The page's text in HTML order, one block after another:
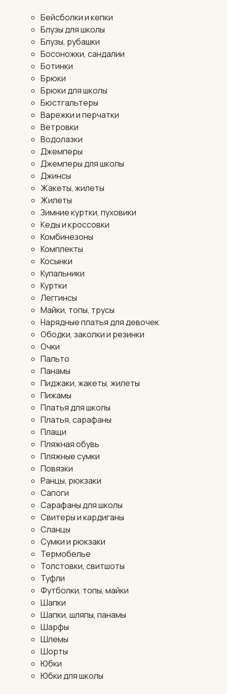
Бейсболки и кепки
Блузы для школы
Блузы, рубашки
Босоножки, сандалии
Ботинки
Брюки
Брюки для школы
Бюстгальтеры
Варежки и перчатки
Ветровки
Водолазки
Джемперы
Джемперы для школы
Джинсы
Жакеты, жилеты
Жилеты
Зимние куртки, пуховики
Кеды и кроссовки
Комбинезоны
Комплекты
Косынки
Купальники
Куртки
Леггинсы
Майки, топы, трусы
Нарядные платья для девочек
Ободки, заколки и резинки
Очки
Пальто
Панамы
Пиджаки, жакеты, жилеты
Пижамы
Платья для школы
Платья, сарафаны
Плащи
Пляжная обувь
Пляжные сумки
Повязки
Ранцы, рюкзаки
Сапоги
Сарафаны для школы
Свитеры и кардиганы
Сланцы
Сумки и рюкзаки
Термобелье
Толстовки, свитшоты
Туфли
Футболки, топы, майки
Шапки
Шапки, шляпы, панамы
Шарфы
Шлемы
Шорты
Юбки
Юбки для школы